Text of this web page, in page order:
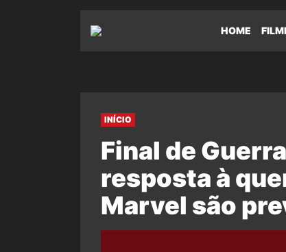
HOME
INÍCIO
Final de
resposta à
Marvel são